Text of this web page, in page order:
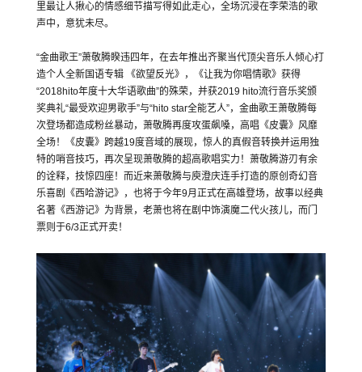
里最让人揪心的情感细节描写得如此走心，全场沉浸在李荣浩的歌
声中，意犹未尽。
“金曲歌王”萧敬腾睽违四年，在去年推出齐聚当代顶尖音乐人倾心打
造个人全新国语专辑 《欲望反光》，《让我为你唱情歌》获得
“2018hito年度十大华语歌曲”的殊荣，并获2019 hito流行音乐奖颁
奖典礼“最受欢迎男歌手”与“hito star全能艺人”，金曲歌王萧敬腾每
次登场都造成粉丝暴动，萧敬腾再度攻蛋飙嗓，高唱《皮囊》风靡
全场！《皮囊》跨越19度音域的展现，惊人的真假音转换并运用独
特的哨音技巧，再次呈现萧敬腾的超高歌唱实力！萧敬腾游刃有余
的诠释，技惊四座！而近来萧敬腾与庾澄庆连手打造的原创奇幻音
乐喜剧《西哈游记》，也将于今年9月正式在高雄登场，故事以经典
名著《西游记》为背景，老萧也将在剧中饰演魔二代火孩儿，而门
票则于6/3正式开卖！